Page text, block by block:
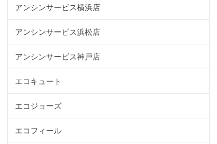
アンシンサービス横浜店
アンシンサービス浜松店
アンシンサービス神戸店
エコキュート
エコジョーズ
エコフィール